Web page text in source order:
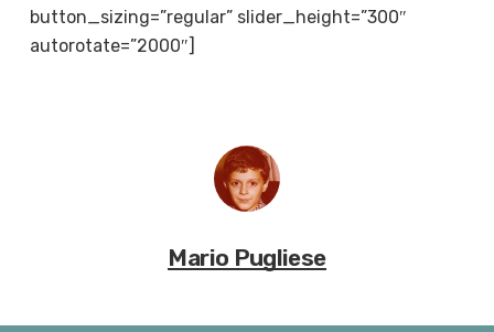
button_sizing=”regular” slider_height=”300″
autorotate=”2000″]
Mario Pugliese